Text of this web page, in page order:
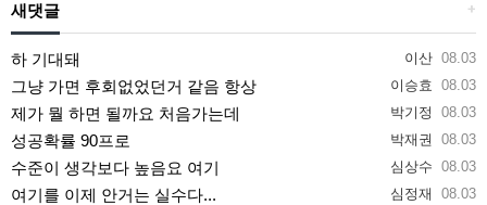
+
새댓글
이산 08.03
하 기대돼
이승효 08.03
그냥 가면 후회없었던거 같음 항상
박기정 08.03
제가 뭘 하면 될까요 처음가는데
박재권 08.03
성공확률 90프로
심상수 08.03
수준이 생각보다 높음요 여기
심정재 08.03
여기를 이제 안거는 실수다...